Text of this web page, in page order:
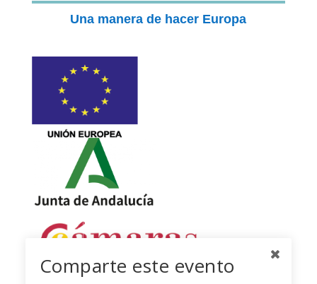
Una manera de hacer Europa
Comparte este evento